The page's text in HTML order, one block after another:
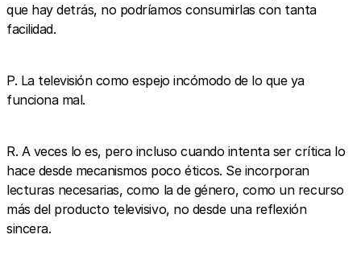
que hay detrás, no podríamos consumirlas con tanta
facilidad.
P. La televisión como espejo incómodo de lo que ya
funciona mal.
R. A veces lo es, pero incluso cuando intenta ser crítica lo
hace desde mecanismos poco éticos. Se incorporan
lecturas necesarias, como la de género, como un recurso
más del producto televisivo, no desde una reflexión
sincera.